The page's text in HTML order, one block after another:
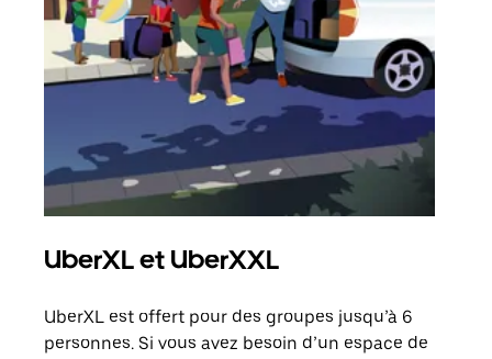
UberXL et UberXXL
UberXL est offert pour des groupes jusqu’à 6
personnes. Si vous avez besoin d’un espace de